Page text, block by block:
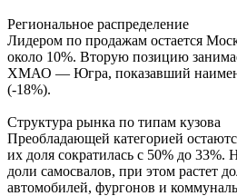
Региональное распределение
Лидером по продажам остается
около 10%. Вторую позицию
ХМАО — Югра, показавший
(-18%).
Структура рынка по типам кузова
Преобладающей категорией
их доля сократилась с 50% до 33%.
доли самосвалов, при этом растет
автомобилей, фургонов и